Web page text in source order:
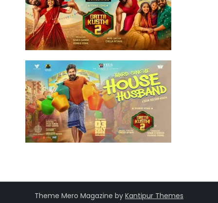
Theme Mero Magazine by Kantipur Themes